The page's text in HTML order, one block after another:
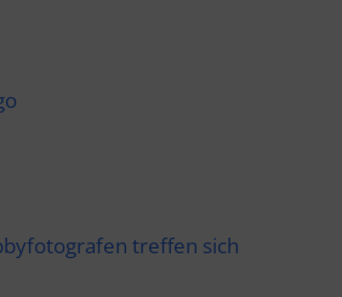
treffen sich